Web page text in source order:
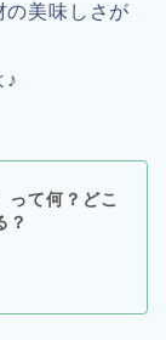
の美味しさが
♪
って何？どこ
？